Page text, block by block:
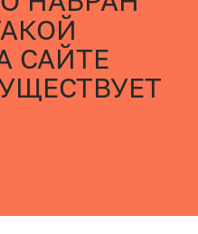
САЙТЕ